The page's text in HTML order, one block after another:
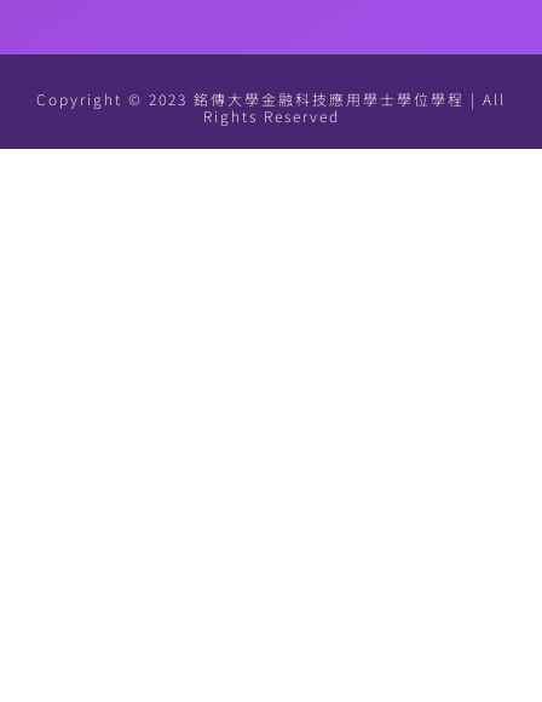
Copyright © 2023 銘傳大學金融科技應用學士學位學程 | All
Rights Reserved